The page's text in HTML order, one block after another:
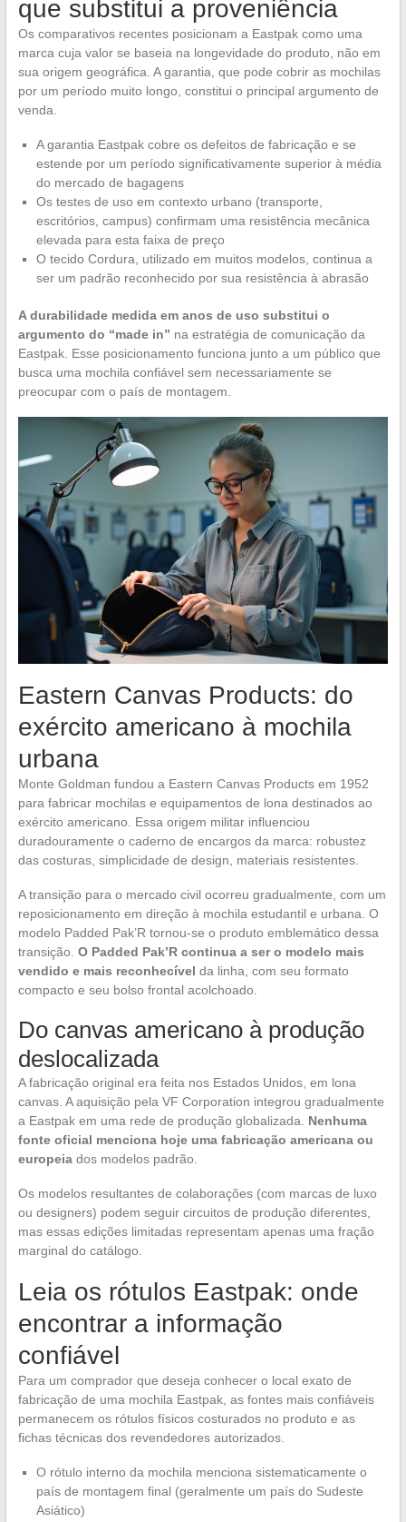
que substitui a proveniência
Os comparativos recentes posicionam a Eastpak como uma
marca cuja valor se baseia na longevidade do produto, não em
sua origem geográfica. A garantia, que pode cobrir as mochilas
por um período muito longo, constitui o principal argumento de
venda.
A garantia Eastpak cobre os defeitos de fabricação e se
estende por um período significativamente superior à média
do mercado de bagagens
Os testes de uso em contexto urbano (transporte,
escritórios, campus) confirmam uma resistência mecânica
elevada para esta faixa de preço
O tecido Cordura, utilizado em muitos modelos, continua a
ser um padrão reconhecido por sua resistência à abrasão
A durabilidade medida em anos de uso substitui o
argumento do “made in” na estratégia de comunicação da
Eastpak. Esse posicionamento funciona junto a um público que
busca uma mochila confiável sem necessariamente se
preocupar com o país de montagem.
Eastern Canvas Products: do
exército americano à mochila
urbana
Monte Goldman fundou a Eastern Canvas Products em 1952
para fabricar mochilas e equipamentos de lona destinados ao
exército americano. Essa origem militar influenciou
duradouramente o caderno de encargos da marca: robustez
das costuras, simplicidade de design, materiais resistentes.
A transição para o mercado civil ocorreu gradualmente, com um
reposicionamento em direção à mochila estudantil e urbana. O
modelo Padded Pak’R tornou-se o produto emblemático dessa
transição. O Padded Pak’R continua a ser o modelo mais
vendido e mais reconhecível da linha, com seu formato
compacto e seu bolso frontal acolchoado.
Do canvas americano à produção
deslocalizada
A fabricação original era feita nos Estados Unidos, em lona
canvas. A aquisição pela VF Corporation integrou gradualmente
a Eastpak em uma rede de produção globalizada. Nenhuma
fonte oficial menciona hoje uma fabricação americana ou
europeiados modelos padrão.
Os modelos resultantes de colaborações (com marcas de luxo
ou designers) podem seguir circuitos de produção diferentes,
mas essas edições limitadas representam apenas uma fração
marginal do catálogo.
Leia os rótulos Eastpak: onde
encontrar a informação
confiável
Para um comprador que deseja conhecer o local exato de
fabricação de uma mochila Eastpak, as fontes mais confiáveis
permanecem os rótulos físicos costurados no produto e as
fichas técnicas dos revendedores autorizados.
O rótulo interno da mochila menciona sistematicamente o
país de montagem final (geralmente um país do Sudeste
Asiático)